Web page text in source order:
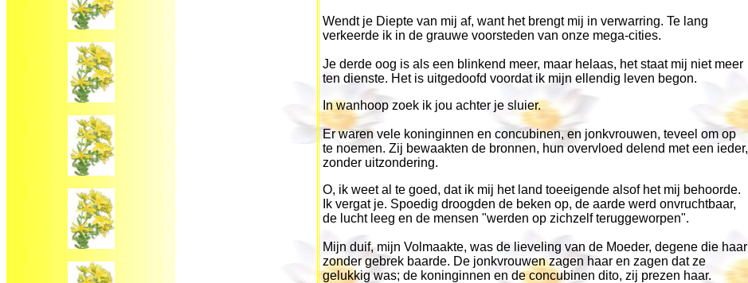
Wendt je Diepte van mij af, want het brengt mij in verwarring. Te lang
verkeerde ik in de grauwe voorsteden van onze mega-cities.
Je derde oog is als een blinkend meer, maar helaas, het staat mij niet meer
ten dienste. Het is uitgedoofd voordat ik mijn ellendig leven begon.
In wanhoop zoek ik jou achter je sluier.
Er waren vele koninginnen en concubinen, en jonkvrouwen, teveel om op
te noemen. Zij bewaakten de bronnen, hun overvloed delend met een ieder,
zonder uitzondering.
O, ik weet al te goed, dat ik mij het land toeeigende alsof het mij behoorde.
Ik vergat je. Spoedig droogden de beken op, de aarde werd onvruchtbaar,
de lucht leeg en de mensen "werden op zichzelf teruggeworpen".
Mijn duif, mijn Volmaakte, was de lieveling van de Moeder, degene die haar
zonder gebrek baarde. De jonkvrouwen zagen haar en zagen dat ze
gelukkig was; de koninginnen en de concubinen dito, zij prezen haar.